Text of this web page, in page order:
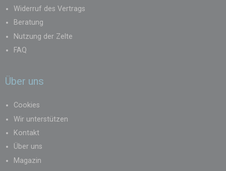
Widerruf des Vertrags
Beratung
Nutzung der Zelte
FAQ
Über uns
Cookies
Wir unterstützen
Kontakt
Über uns
Magazin